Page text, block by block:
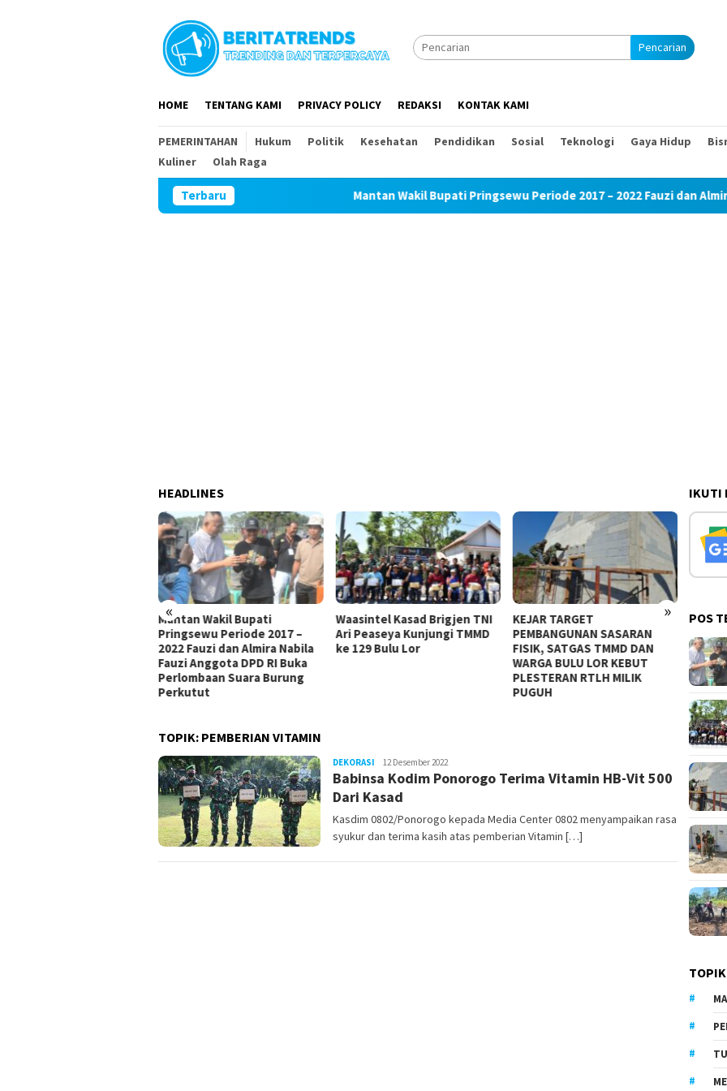
Pencarian
HOME TENTANG KAMI PRIVACY POLICY REDAKSI KONTAK KAMI
PEMERINTAHAN Hukum Politik Kesehatan Pendidikan Sosial Teknologi Gaya Hidup
Kuliner
Olah Raga
Terbaru Mantan Wakil Bupati Pringsewu Periode 2017 – 2022 Fauzi dan Almira
HEADLINES
« »
Mantan Wakil Bupati
Pringsewu Periode 2017 –
2022 Fauzi dan Almira Nabila
Fauzi Anggota DPD RI Buka
Perlombaan Suara Burung
Perkutut
Waasintel Kasad Brigjen TNI
Ari Peaseya Kunjungi TMMD
ke 129 Bulu Lor
KEJAR TARGET
PEMBANGUNAN SASARAN
FISIK, SATGAS TMMD DAN
WARGA BULU LOR KEBUT
PLESTERAN RTLH MILIK
PUGUH
REHAB
70
DAN
TOPIK: PEMBERIAN VITAMIN
DEKORASI LilikAbdi
12 Desember 2022
Babinsa Kodim Ponorogo Terima Vitamin HB-Vit 500
Dari Kasad
Kasdim 0802/Ponorogo kepada Media Center 0802 menyampaikan rasa
syukur dan terima kasih atas pemberian Vitamin […]
IKUTI
POS